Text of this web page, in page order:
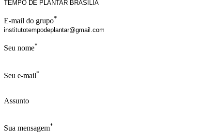
E-mail do grupo*
Seu nome*
Seu e-mail*
Assunto
Sua mensagem*